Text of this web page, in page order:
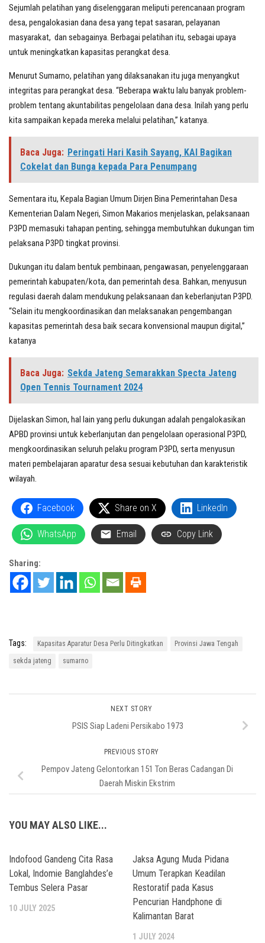
Sejumlah pelatihan yang diselenggaran meliputi perencanaan program
desa, pengalokasian dana desa yang tepat sasaran, pelayanan
masyarakat, dan sebagainya. Berbagai pelatihan itu, sebagai upaya
untuk meningkatkan kapasitas perangkat desa.
Menurut Sumarno, pelatihan yang dilaksanakan itu juga menyangkut
integritas para perangkat desa. “Beberapa waktu lalu banyak problem-
problem tentang akuntabilitas pengelolaan dana desa. Inilah yang perlu
kita sampaikan kepada mereka melalui pelatihan,” katanya.
Baca Juga: Peringati Hari Kasih Sayang, KAI Bagikan
Cokelat dan Bunga kepada Para Penumpang
Sementara itu, Kepala Bagian Umum Dirjen Bina Pemerintahan Desa
Kementerian Dalam Negeri, Simon Makarios menjelaskan, pelaksanaan
P3PD memasuki tahapan penting, sehingga membutuhkan dukungan tim
pelaksana P3PD tingkat provinsi.
Dukungan itu dalam bentuk pembinaan, pengawasan, penyelenggaraan
pemerintah kabupaten/kota, dan pemerintah desa. Bahkan, menyusun
regulasi daerah dalam mendukung pelaksanaan dan keberlanjutan P3PD.
“Selain itu mengkoordinasikan dan melaksanakan pengembangan
kapasitas pemerintah desa baik secara konvensional maupun digital,”
katanya
Baca Juga: Sekda Jateng Semarakkan Specta Jateng
Open Tennis Tournament 2024
Dijelaskan Simon, hal lain yang perlu dukungan adalah pengalokasikan
APBD provinsi untuk keberlanjutan dan pengelolaan operasional P3PD,
mengkoordinasikan seluruh pelaku program P3PD, serta menyusun
materi pembelajaran aparatur desa sesuai kebutuhan dan karakteristik
wilayah.
Facebook Share on X LinkedIn
WhatsApp Email Copy Link
Sharing:
Tags: Kapasitas Aparatur Desa Perlu Ditingkatkan Provinsi Jawa Tengah
sekda jateng sumarno
NEXT STORY
PSIS Siap Ladeni Persikabo 1973
PREVIOUS STORY
Pempov Jateng Gelontorkan 151 Ton Beras Cadangan Di
Daerah Miskin Ekstrim
YOU MAY ALSO LIKE...
Indofood Gandeng Cita Rasa
Lokal, Indomie Banglahdes’e
Tembus Selera Pasar
10 JULY 2025
Jaksa Agung Muda Pidana
Umum Terapkan Keadilan
Restoratif pada Kasus
Pencurian Handphone di
Kalimantan Barat
1 JULY 2024